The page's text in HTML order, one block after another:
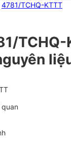
4781/TCHQ-KTTT